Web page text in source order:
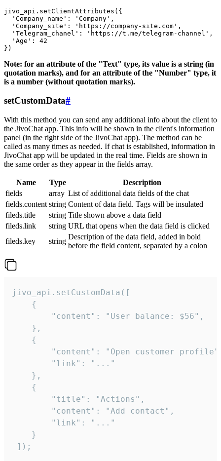
jivo_api.setClientAttributes({
  'Company_name': 'Company',
  'Company_site': 'https://company-site.com',
  'Telegram_chanel': 'https://t.me/telegram-channel',
  'Age': 42
Note: for an attribute of the "Text" type, its value is a string (in
quotation marks), and for an attribute of the "Number" type, it
is a number (without quotation marks).
setCustomData#
With this method you can send any additional info about the client to
the JivoChat app. This info will be shown in the client's information
panel (in the right side of the JivoChat app). The method can be
called as many times as needed. If chat is established, information in
JivoChat app will be updated in the real time. Fields are shown in
the same order as they appear in the fields array.
Name Type
Description
fields
array List of additional data fields of the chat
fields.content string Content of data field. Tags will be insulated
fileds.title
string Title shown above a data field
fileds.link
string URL that opens when the data field is clicked
fileds.key
string
Description of the data field, added in bold
before the field content, separated by a colon
jivo_api.setCustomData([
    {
        "content": "User balance: $56",
    },
    {
"content": "Open customer
        "link": "..."
    },
    {
        "title": "Actions",
        "content": "Add contact",
        "link": "..."
    }
]);